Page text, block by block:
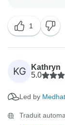
aventure
1
KG
Kathryn
5.0
Led by Medhat
Traduit